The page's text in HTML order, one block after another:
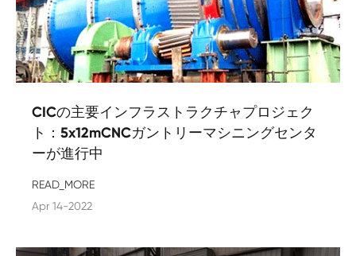
CICの主要インフラストラクチャプロジェク
ト：5x12mCNCガントリーマシニングセンタ
ーが進行中
READ_MORE
Apr 14-2022